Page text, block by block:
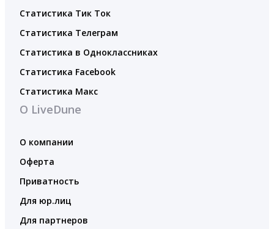
Статистика Тик Ток
Статистика Телеграм
Статистика в Одноклассниках
Статистика Facebook
Статистика Макс
О LiveDune
О компании
Оферта
Приватность
Для юр.лиц
Для партнеров